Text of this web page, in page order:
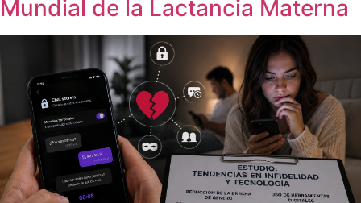
Mundial de la Lactancia Materna